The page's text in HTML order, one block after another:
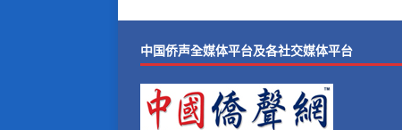
中国侨声全媒体平台及各社交媒体平台